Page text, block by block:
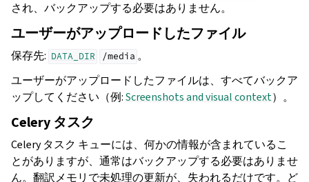
され、バックアップする必要はありません。
ユーザーがアップロードしたファイル
保存先: DATA_DIR /media 。
ユーザーがアップロードしたファイルは、すべてバックア
ップしてください（例:Screenshots and visual context）。
Celery タスク
Celery タスク キューには、何かの情報が含まれているこ
とがありますが、通常はバックアップする必要はありませ
ん。翻訳メモリで未処理の更新が、失われるだけです。ど